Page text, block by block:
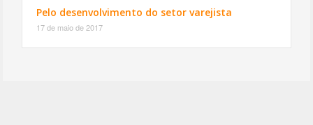
Pelo desenvolvimento do setor varejista
17 de maio de 2017